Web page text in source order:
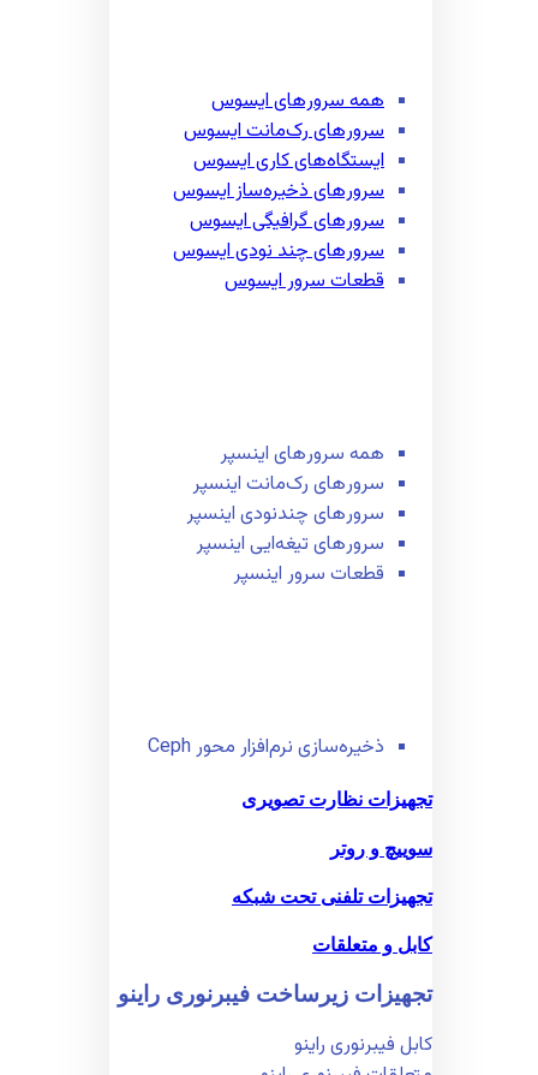
همه سرور‌های ایسوس
سرور‌های رک‌مانت ایسوس
ایستگاه‌های کاری ایسوس
سرور‌های ذخیره‌ساز ایسوس
سرور‌های گرافیگی ایسوس
سرور‌های چند نودی ایسوس
قطعات سرور ایسوس
همه سرور‌های اینسپر
سرور‌های رک‌مانت اینسپر
سرور‌های چند‌نودی اینسپر
سرور‌های تیغه‌ایی اینسپر
قطعات سرور اینسپر
ذخیره‌سازی نرم‌افزار محور Ceph
تجهیزات نظارت تصویری
سوییچ و روتر
تجهیزات تلفنی تحت شبکه
کابل و متعلقات
تجهیزات زیر‌ساخت فیبر‌نوری راینو
کابل فیبر‌نوری راینو